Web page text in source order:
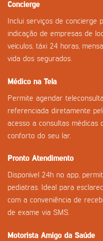
Concierge
Inclui serviços de concierge
indicação de empresas de
veículos, táxi 24 horas,
vida dos segurados.
Médico na Tela
Permite agendar
referenciada diretamente
acesso a consultas médicas
conforto do seu lar.
Pronto Atendimento
Disponível 24h no app,
pediatras. Ideal para
com a conveniência de
de exame via SMS.
Motorista Amigo da Saúde